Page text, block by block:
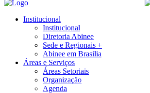
Institucional
Institucional
Diretoria Abinee
Sede e Regionais +
Abinee em Brasilia
Áreas e Serviços
Áreas Setoriais
Organização
Agenda